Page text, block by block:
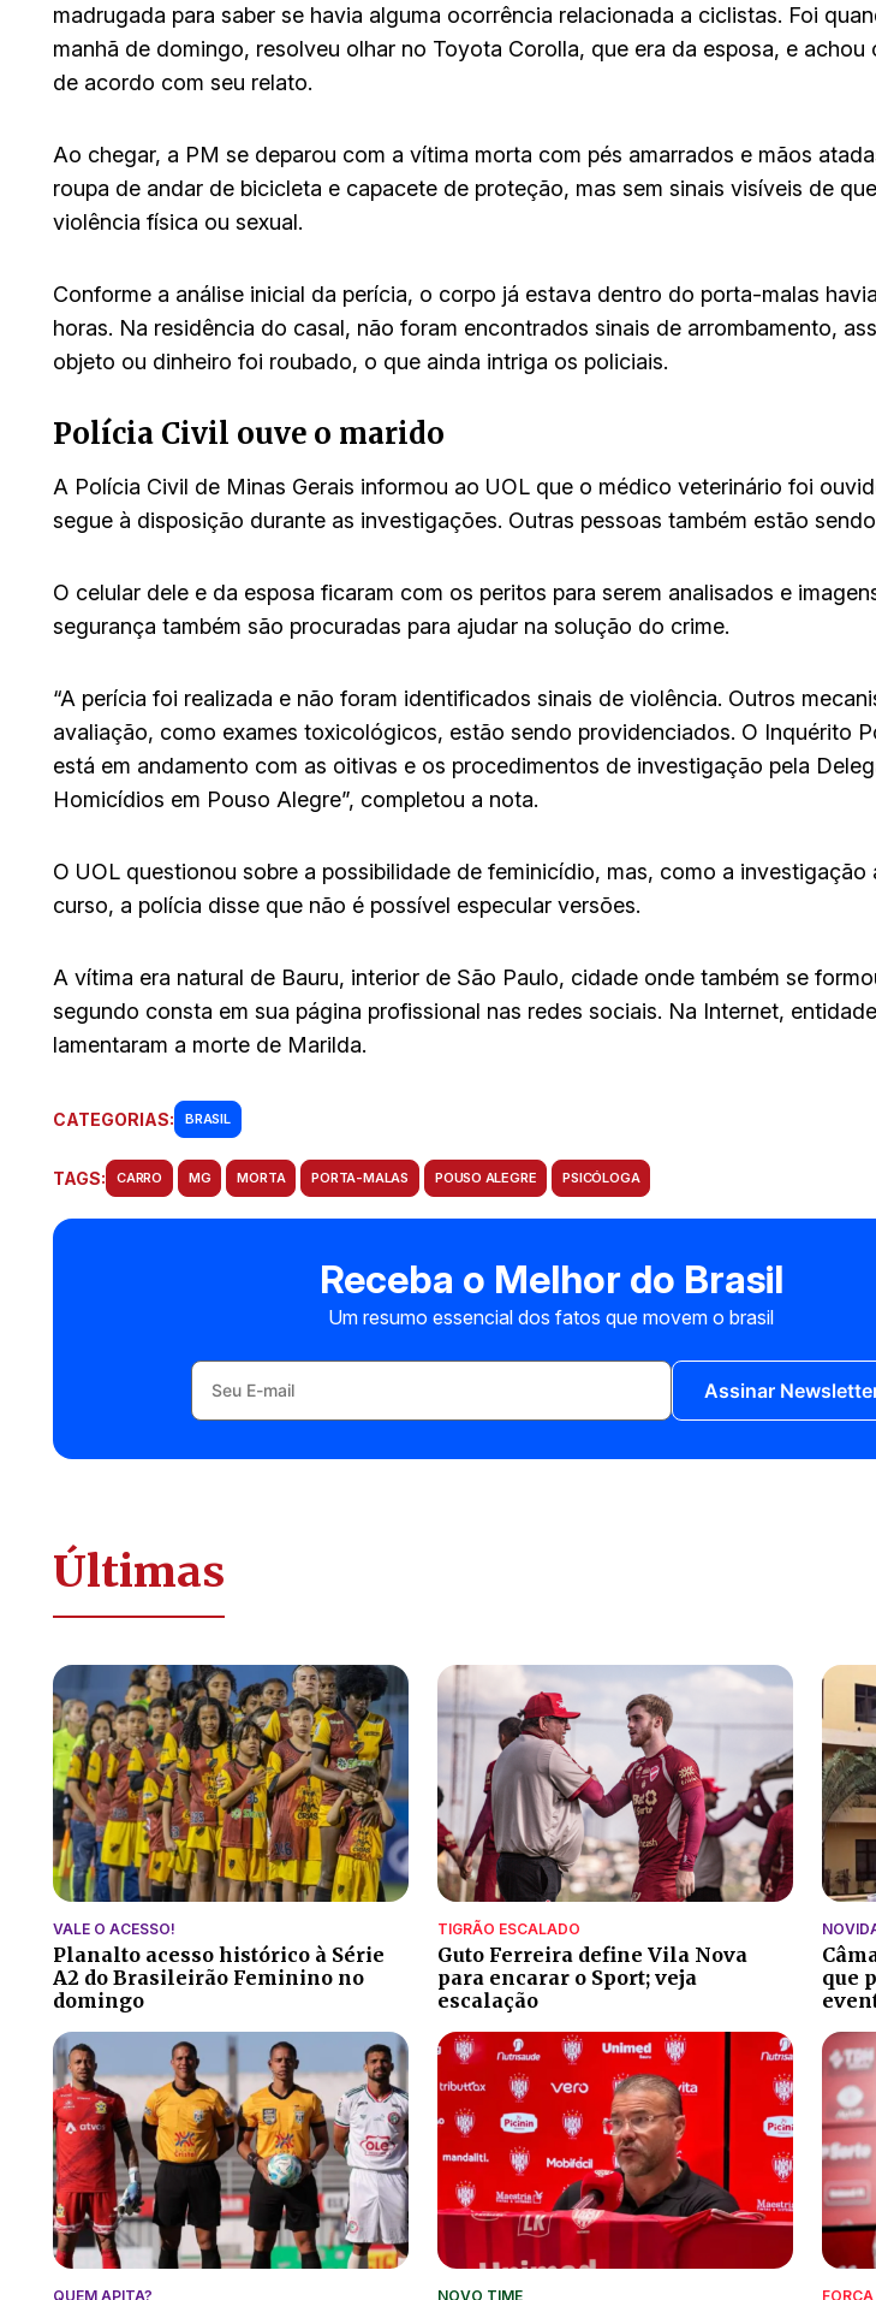
madrugada para saber se havia alguma ocorrência relacionada a ciclistas. Foi
manhã de domingo, resolveu olhar no Toyota Corolla, que era da esposa, e achou
de acordo com seu relato.
Ao chegar, a PM se deparou com a vítima morta com pés amarrados e mãos
roupa de andar de bicicleta e capacete de proteção, mas sem sinais visíveis de
violência física ou sexual.
Conforme a análise inicial da perícia, o corpo já estava dentro do porta-malas
horas. Na residência do casal, não foram encontrados sinais de arrombamento,
objeto ou dinheiro foi roubado, o que ainda intriga os policiais.
Polícia Civil ouve o marido
A Polícia Civil de Minas Gerais informou ao UOL que o médico veterinário foi
segue à disposição durante as investigações. Outras pessoas também estão
O celular dele e da esposa ficaram com os peritos para serem analisados e
segurança também são procuradas para ajudar na solução do crime.
“A perícia foi realizada e não foram identificados sinais de violência. Outros
avaliação, como exames toxicológicos, estão sendo providenciados. O Inquérito
está em andamento com as oitivas e os procedimentos de investigação pela
Homicídios em Pouso Alegre”, completou a nota.
O UOL questionou sobre a possibilidade de feminicídio, mas, como a investigação
curso, a polícia disse que não é possível especular versões.
A vítima era natural de Bauru, interior de São Paulo, cidade onde também se
segundo consta em sua página profissional nas redes sociais. Na Internet,
lamentaram a morte de Marilda.
CATEGORIAS: BRASIL
TAGS: CARRO MG MORTA PORTA-MALAS POUSO ALEGRE PSICÓLOGA
Receba o Melhor do Brasil
Um resumo essencial dos fatos que movem o brasil
Assinar
Últimas
VALE O ACESSO!
Planalto acesso histórico à Série
A2 do Brasileirão Feminino no
domingo
TIGRÃO ESCALADO
Guto Ferreira define Vila Nova
para encarar o Sport; veja
escalação
que
QUEM APITA? NOVO TIME FORÇA